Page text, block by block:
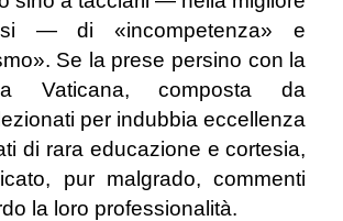
— di «incompetenza» e
Se la prese persino con la
Vaticana, composta da
per indubbia eccellenza
di rara educazione e cortesia,
pur malgrado, commenti
la loro professionalità.